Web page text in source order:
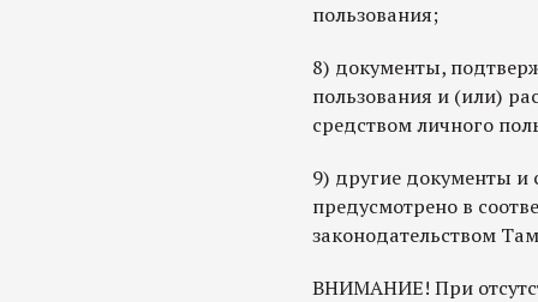
пользования;
8) документы,
пользования и (или)
средством личного
9) другие документы и
предусмотрено в
законодательством
ВНИМАНИЕ! При